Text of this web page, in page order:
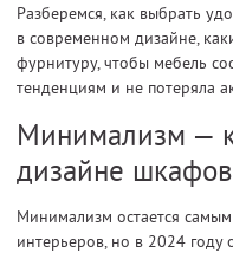
Разберемся, как выбрать
в современном дизайне,
фурнитуру, чтобы мебель
тенденциям и не потеряла
Минимализм —
дизайне
Минимализм остается
интерьеров, но в 2024 году